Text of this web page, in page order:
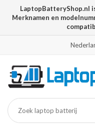
LaptopBatteryShop.nl
Merknamen en